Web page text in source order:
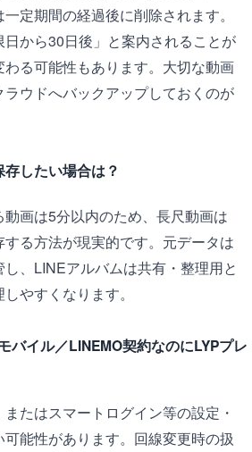
定期間の経過後に削除されます。
から30日後」と案内されることが
る可能性もあります。大切な動画
ウドへバックアップしておくのが
したい場合は？
画は5分以内のため、長尺動画は
る方法が現実的です。元データは
、LINEアルバムは共有・整理用と
やすくなります。
バイル／LINEMO契約なのにLYPプレ
たはスマートログイン等の設定・
能性があります。回線変更時の扱